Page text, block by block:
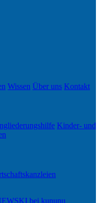
Wissen Über uns Kontakt
Kinder- und